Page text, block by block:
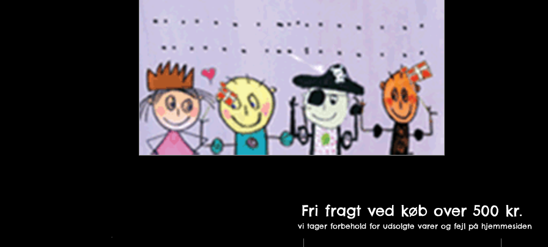
Fri fragt ved køb over 500 kr.
vi tager forbehold for udsolgte varer og fejl på hjemmesiden